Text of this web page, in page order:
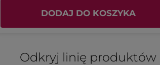
DODAJ DO KOSZYKA
Odkryj linię produktów